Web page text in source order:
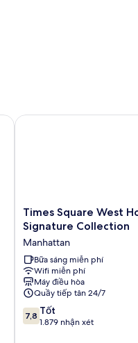
Square
Times
Square
West
Hotel,
BW
Signature
Collection
Manhattan
Times Square West
Signature Collection
Manhattan
Bữa sáng miễn phí
Wifi miễn phí
Máy điều hòa
Quầy tiếp tân 24/7
7.8
trên
7,8 Tốt
1.879 nhận xét
Times Square West